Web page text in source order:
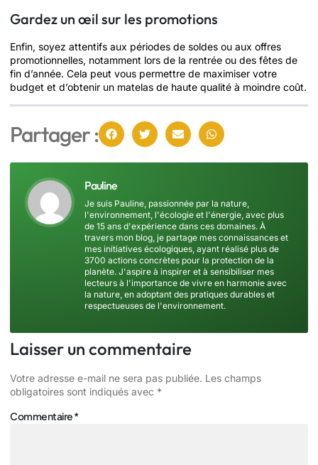
Gardez un œil sur les promotions
Enfin, soyez attentifs aux périodes de soldes ou aux offres
promotionnelles, notamment lors de la rentrée ou des fêtes de
fin d’année. Cela peut vous permettre de maximiser votre
budget et d’obtenir un matelas de haute qualité à moindre coût.
Partager :
Pauline
Je suis Pauline, passionnée par la nature,
l'environnement, l'écologie et l'énergie, avec plus
de 15 ans d'expérience dans ces domaines. À
travers mon blog, je partage mes connaissances et
mes initiatives écologiques, ayant réalisé plus de
3700 actions concrètes pour la protection de la
planète. J'aspire à inspirer et à sensibiliser mes
lecteurs à l'importance de vivre en harmonie avec
la nature, en adoptant des pratiques durables et
respectueuses de l'environnement.
Laisser un commentaire
Votre adresse e-mail ne sera pas publiée. Les champs
obligatoires sont indiqués avec *
Commentaire*